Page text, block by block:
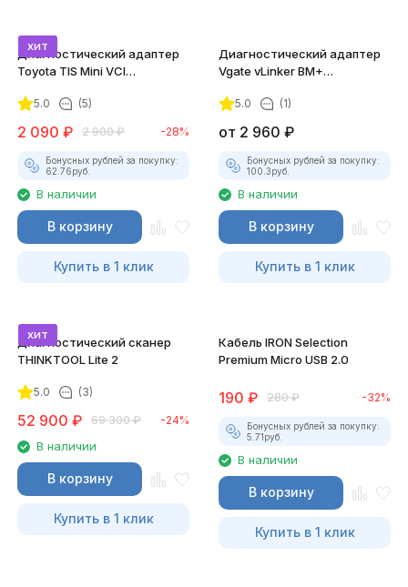
хит
Диагностический адаптер
Toyota TIS Mini VCI
5.0 (5)
2 090 ₽ 2 900 ₽ -28%
Бонусных рублей за покупку:
62.76руб.
В наличии
В корзину
Купить в 1 клик
Диагностический адаптер
Vgate vLinker BM+
3.0)5.0 (1)
от 2 960 ₽
Бонусных рублей за покупку:
100.3руб.
В наличии
В корзину
Купить в 1 клик
хит
Диагностический сканер
THINKTOOL Lite 2
5.0 (3)
52 900 ₽ 69 300 ₽ -24%
В наличии
В корзину
Купить в 1 клик
Кабель IRON Selection
Premium Micro USB 2.0
190 ₽ 280 ₽ -32%
Бонусных рублей за покупку:
5.71руб.
В наличии
В корзину
Купить в 1 клик